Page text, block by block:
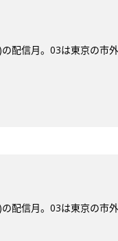
配信月。03は東京の市
配信月。03は東京の市